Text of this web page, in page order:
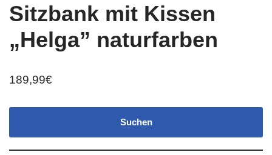
Sitzbank mit Kissen
„Helga” naturfarben
189,99€
Suchen